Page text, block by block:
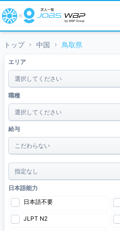
トップ 中国 鳥取県
エリア
職種
給与
日本語能力
日本語不要
JLPT N2